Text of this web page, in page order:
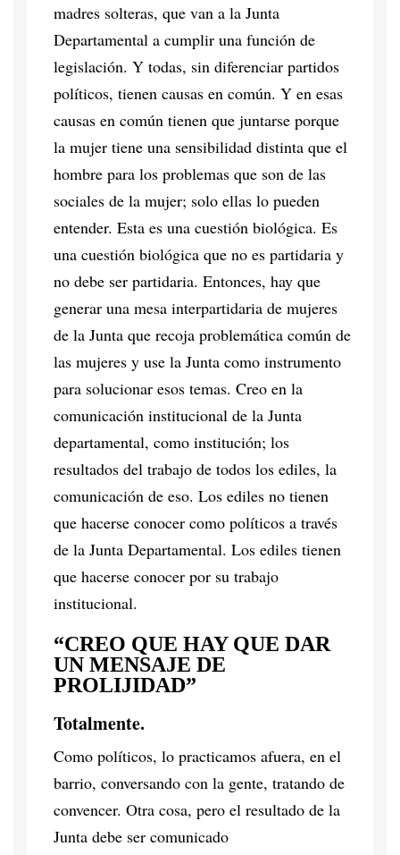
madres solteras, que van a la Junta
Departamental a cumplir una función de
legislación. Y todas, sin diferenciar partidos
políticos, tienen causas en común. Y en esas
causas en común tienen que juntarse porque
la mujer tiene una sensibilidad distinta que el
hombre para los problemas que son de las
sociales de la mujer; solo ellas lo pueden
entender. Esta es una cuestión biológica. Es
una cuestión biológica que no es partidaria y
no debe ser partidaria. Entonces, hay que
generar una mesa interpartidaria de mujeres
de la Junta que recoja problemática común de
las mujeres y use la Junta como instrumento
para solucionar esos temas. Creo en la
comunicación institucional de la Junta
departamental, como institución; los
resultados del trabajo de todos los ediles, la
comunicación de eso. Los ediles no tienen
que hacerse conocer como políticos a través
de la Junta Departamental. Los ediles tienen
que hacerse conocer por su trabajo
institucional.
“CREO QUE HAY QUE DAR
UN MENSAJE DE
PROLIJIDAD”
Totalmente.
Como políticos, lo practicamos afuera, en el
barrio, conversando con la gente, tratando de
convencer. Otra cosa, pero el resultado de la
Junta debe ser comunicado